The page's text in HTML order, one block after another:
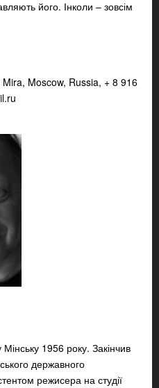
його. Інколи – зовсім
Moscow, Russia, + 8 916
1956 року. Закінчив
державного
режисера на студії